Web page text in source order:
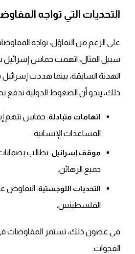
التحديات التي تواجه
على الرغم من التفاؤل، تواجه
سبيل المثال، اتهمت حماس إسرائيل
الهدنة السابقة، بينما هددت إسرائيل
ذلك، يبدو أن الضغوط الدولية تدفع
اتهامات متبادلة: حماس تتهم
المساعدات الإنسانية.
موقف إسرائيل: تطالب
جميع الرهائن.
التحديات اللوجستية: التفاوض
الفلسطينيين.
في غضون ذلك، تستمر المفاوضات
الفجوات.